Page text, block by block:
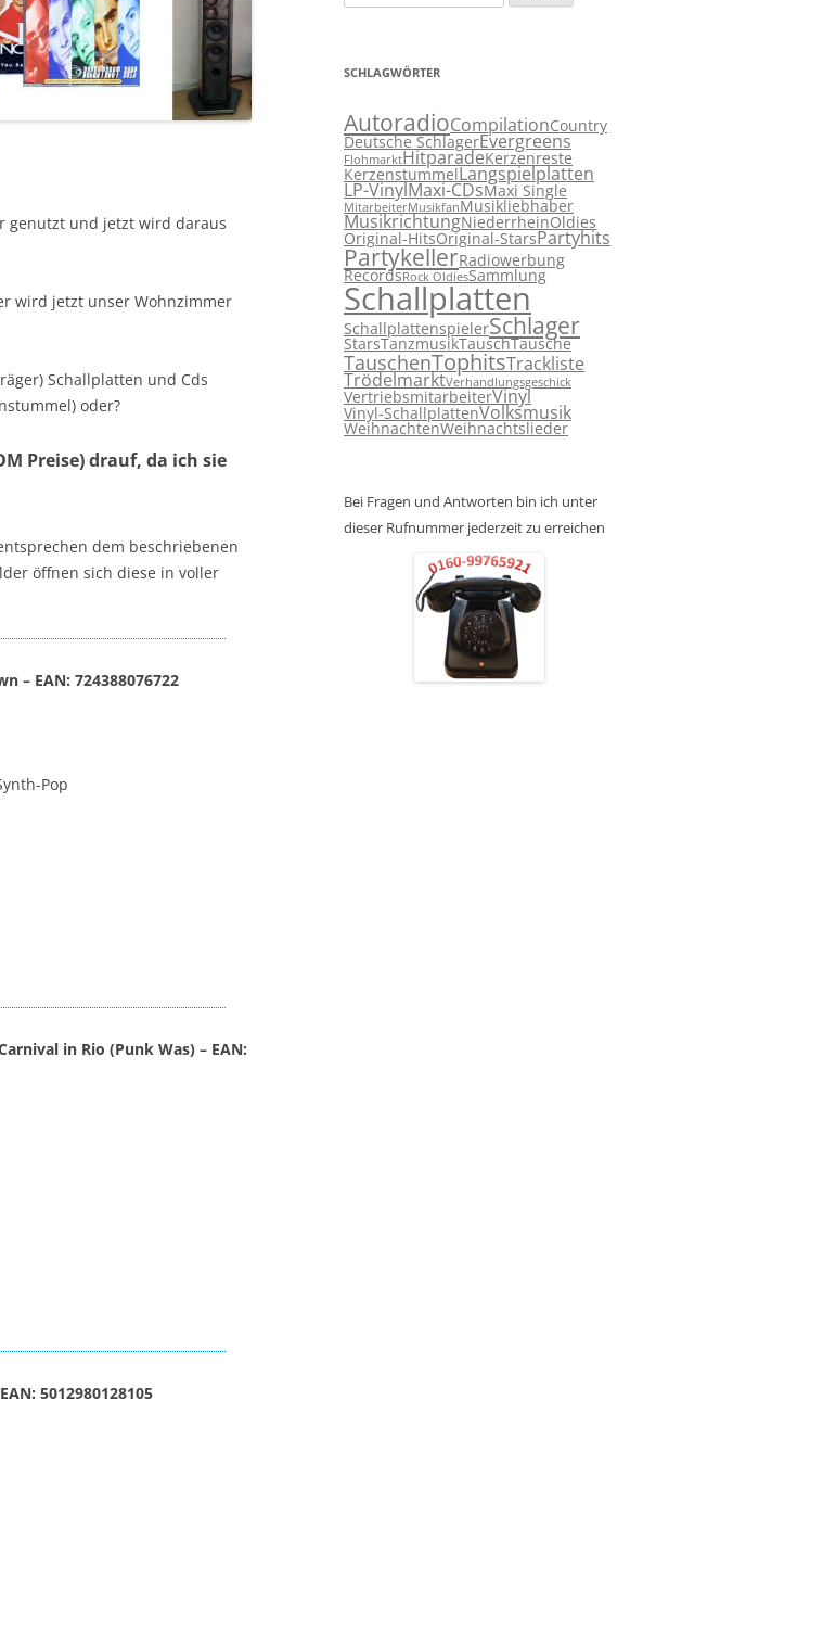
genutzt und jetzt wird daraus
wird jetzt unser Wohnzimmer
Schallplatten und Cds
oder?
Preise) drauf, da ich sie
dem beschriebenen
öffnen sich diese in voller
– EAN: 724388076722
Pop
in Rio (Punk Was) – EAN:
5012980128105
nach:
SCHLAGWÖRTER
AutoradioCompilationCountry
Deutsche SchlagerEvergreens
FlohmarktHitparadeKerzenreste
KerzenstummelLangspielplatten
LP-VinylMaxi-CDsMaxi Single
MitarbeiterMusikfanMusikliebhaber
MusikrichtungNiederrheinOldies
Original-HitsOriginal-StarsPartyhits
PartykellerRadiowerbung
RecordsRock OldiesSammlung
Schallplatten
SchallplattenspielerSchlager
StarsTanzmusikTauschTausche
TauschenTophitsTrackliste
TrödelmarktVerhandlungsgeschick
VertriebsmitarbeiterVinyl
Vinyl-SchallplattenVolksmusik
WeihnachtenWeihnachtslieder
Bei Fragen und Antworten bin ich unter
dieser Rufnummer jederzeit zu erreichen